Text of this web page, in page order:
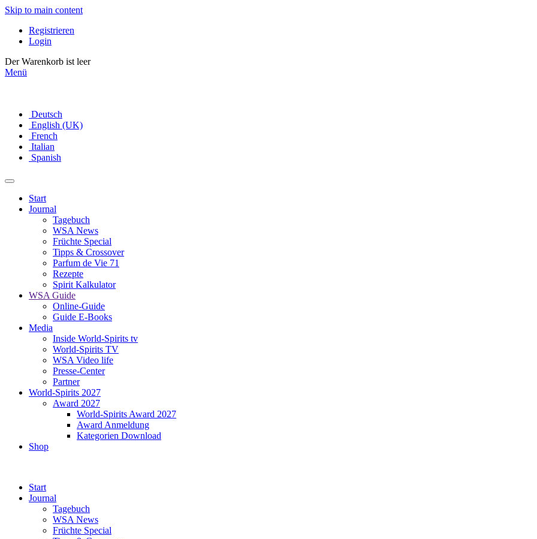
Skip to main content
Registrieren
Login
Der Warenkorb ist leer
Menü
Deutsch
English (UK)
French
Italian
Spanish
Start
Journal
Tagebuch
WSA News
Früchte Special
Tipps & Crossover
Parfum de Vie 71
Rezepte
Spirit Kalkulator
WSA Guide
Online-Guide
Guide E-Books
Media
Inside World-Spirits tv
World-Spirits TV
WSA Video life
Presse-Center
Partner
World-Spirits 2027
Award 2027
World-Spirits Award 2027
Award Anmeldung
Kategorien Download
Shop
Start
Journal
Tagebuch
WSA News
Früchte Special